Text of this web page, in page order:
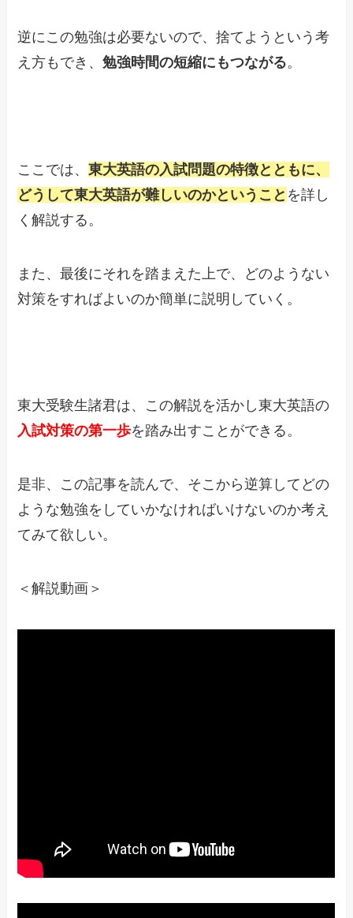
逆にこの勉強は必要ないので、捨てようという考
え方もでき、勉強時間の短縮にもつながる。
ここでは、東大英語の入試問題の特徴とともに、
どうして東大英語が難しいのかということ を詳し
く解説する。
また、最後にそれを踏まえた上で、どのようない
対策をすればよいのか簡単に説明していく。
東大受験生諸君は、この解説を活かし東大英語の
入試対策の第一歩を踏み出すことができる。
是非、この記事を読んで、そこから逆算してどの
ような勉強をしていかなければいけないのか考え
てみて欲しい。
＜解説動画＞